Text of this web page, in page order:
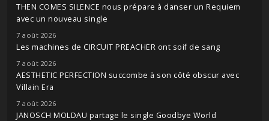
THEN COMES SILENCE nous prépare à danser un Requiem
avec un nouveau single
7 août 2026
Les machines de CIRCUIT PREACHER ont soif de sang
7 août 2026
AESTHETIC PERFECTION succombe à son côté obscur avec
Villain Era
7 août 2026
JANOSCH MOLDAU partage le single Goodbye World